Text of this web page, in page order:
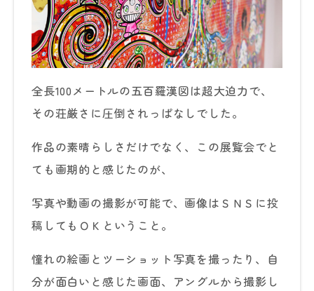
全長100メートルの五百羅漢図は超大迫力で、
その荘厳さに圧倒されっぱなしでした。
作品の素晴らしさだけでなく、この展覧会でと
ても画期的と感じたのが、
写真や動画の撮影が可能で、画像はＳＮＳに投
稿してもＯＫということ。
憧れの絵画とツーショット写真を撮ったり、自
分が面白いと感じた画面、アングルから撮影し